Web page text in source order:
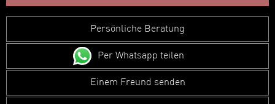
Persönliche Beratung
Per Whatsapp teilen
Einem Freund senden